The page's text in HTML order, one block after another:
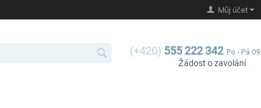
Můj účet
(+420) 555 222 342 Po - Pá
Žádost o zavolání